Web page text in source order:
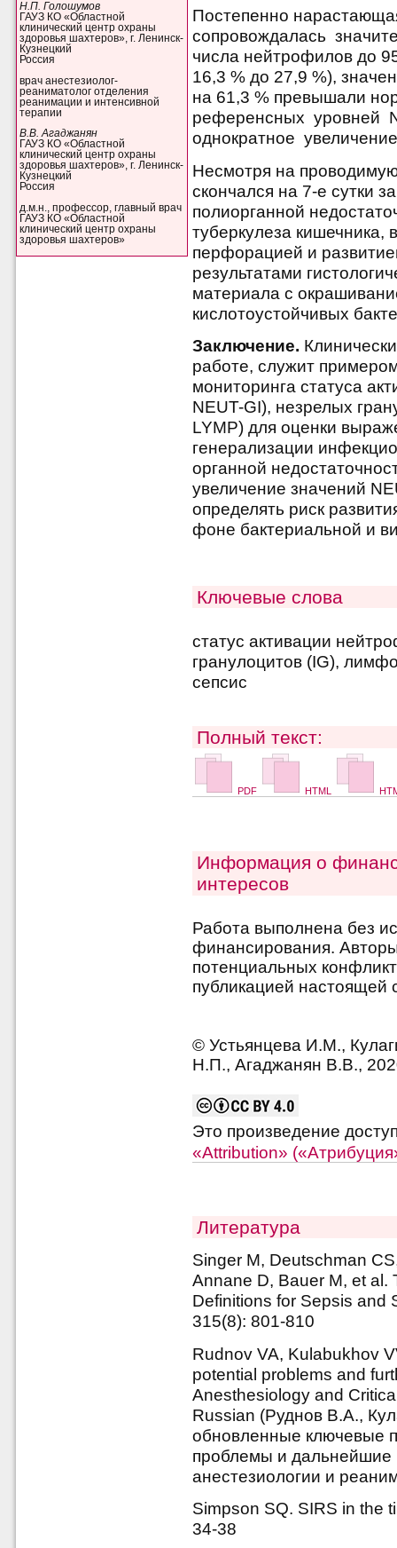
Н.П. Голошумов
ГАУЗ КО «Областной
клинический центр охраны
здоровья шахтеров», г. Ленинск-
Кузнецкий
Россия
врач анестезиолог-
реаниматолог отделения
реанимации и интенсивной
терапии
В.В. Агаджанян
ГАУЗ КО «Областной
клинический центр охраны
здоровья шахтеров», г. Ленинск-
Кузнецкий
Россия
д.м.н., профессор, главный врач
ГАУЗ КО «Областной
клинический центр охраны
здоровья шахтеров»
Постепенно
сопровождалась
числа нейтрофилов до
16,3 % до 27,9 %),
на 61,3 % превышали
референсных уровней
однократное
Несмотря на
скончался на 7-е сутки
полиорганной
туберкулеза кишечника,
перфорацией и
результатами
материала с
кислотоустойчивых
Заключение.
работе, служит
мониторинга статуса
NEUT-GI), незрелых
LYMP) для оценки
генерализации
органной
увеличение значений
определять риск
фоне бактериальной и
Ключевые слова
статус активации
гранулоцитов (IG),
сепсис
Полный текст:
PDF HTML
Информация о
интересов
Работа выполнена без
финансирования.
потенциальных
публикацией настоящей
© Устьянцева И.М.,
Н.П., Агаджанян В.В.,
Это произведение
«Attribution»
Литература
Singer M, Deutschman
Annane D, Bauer M, et
Definitions for Sepsis and
315(8): 801-810
Rudnov VA, Kulabukhov
potential problems and
Anesthesiology and
Russian (Руднов В.А.,
обновленные ключевые
проблемы и дальнейшие
анестезиологии и
Simpson SQ. SIRS in the
34-38